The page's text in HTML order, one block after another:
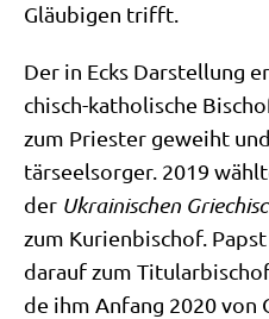
Gläu­bi­gen trifft.
Der in Ecks Dar­stel­lung
chisch-katho­li­sche
zum Prie­ster geweiht
tär­seel­sor­ger. 2019
der Ukrai­ni­schen
zum Kuri­en­bi­schof.
dar­auf zum
de ihm Anfang 2020